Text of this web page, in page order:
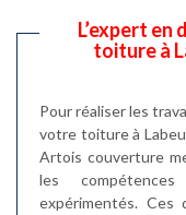
L’expert
toiture à
Pour réaliser les
votre toiture à
Artois couverture
les
expérimentés.